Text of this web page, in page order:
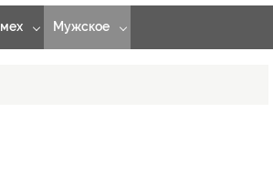
Мужское